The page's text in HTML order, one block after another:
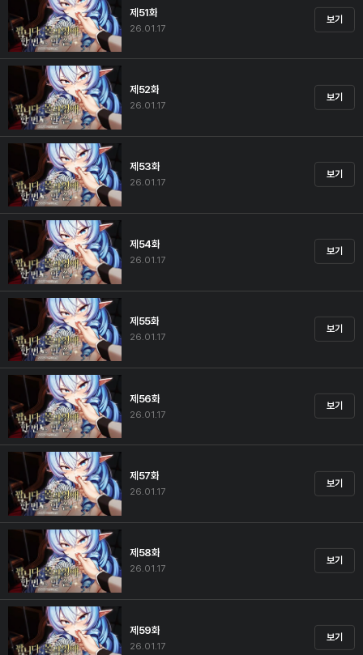
제51화
26.01.17
보기
제52화
26.01.17
보기
제53화
26.01.17
보기
제54화
26.01.17
보기
제55화
26.01.17
보기
제56화
26.01.17
보기
제57화
26.01.17
보기
제58화
26.01.17
보기
제59화
26.01.17
보기